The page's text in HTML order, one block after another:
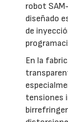
robot
diseñado
de
En la
tensiones